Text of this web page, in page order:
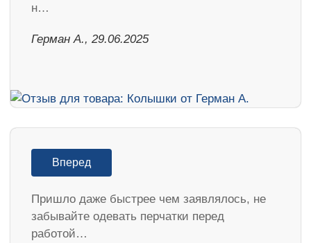
н…
Герман А., 29.06.2025
Вперед
Пришло даже быстрее чем заявлялось, не
забывайте одевать перчатки перед
работой…